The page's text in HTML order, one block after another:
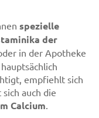
spezielle
der
in der Apotheke
empfiehlt sich
auch die
Calcium.